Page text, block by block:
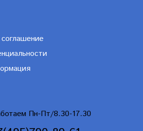
Пн-Пт/8.30-17.30